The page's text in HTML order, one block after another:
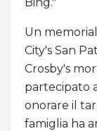
Un
City's San
Crosby's
partecipato
onorare il
famiglia ha